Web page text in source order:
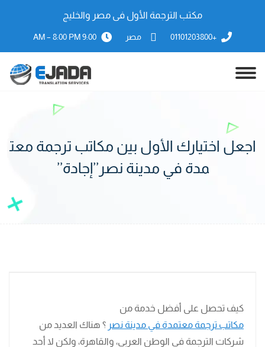
مكتب الترجمة الأول فى مصر والخليج
+01101203800 مصر 9:00 AM – 8:00 PM
اجعل اختيارك الأول بين مكاتب ترجمة معت
مدة في مدينة نصر’’إجادة’’
كيف تحصل على أفضل خدمة من
مكاتب ترجمة معتمدة في مدينة نصر ؟ هناك العديد من
شركات الترجمة في الوطن العربي، والقاهرة، ولكن لا أحد